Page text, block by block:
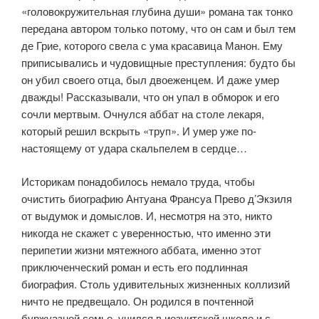
«головокружительная глубина души» романа так тонко
передана автором только потому, что он сам и был тем
де Грие, которого свела с ума красавица Манон. Ему
приписывались и чудовищные преступления: будто бы
он убил своего отца, был двоеженцем. И даже умер
дважды! Рассказывали, что он упал в обморок и его
сочли мертвым. Очнулся аббат на столе лекаря,
который решил вскрыть «труп». И умер уже по-
настоящему от удара скальпелем в сердце…
Историкам понадобилось немало труда, чтобы
очистить биографию Антуана Франсуа Прево д’Экзиля
от выдумок и домыслов. И, несмотря на это, никто
никогда не скажет с уверенностью, что именно эти
перипетии жизни мятежного аббата, именно этот
приключенческий роман и есть его подлинная
биография. Столь удивительных жизненных коллизий
ничто не предвещало. Он родился в почтенной